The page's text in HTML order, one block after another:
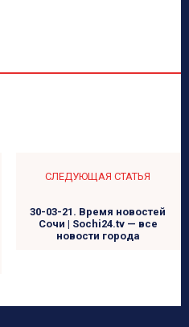
СЛЕДУЮЩАЯ СТАТЬЯ
30-03-21. Время новостей
Сочи | Sochi24.tv — все
новости города